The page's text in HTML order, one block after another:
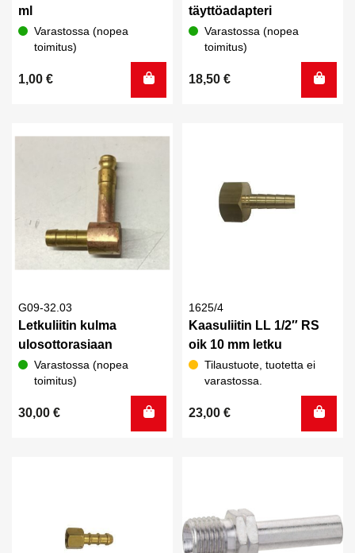
ml
Varastossa (nopea
toimitus)
1,00 €
täyttöadapteri
Varastossa (nopea
toimitus)
18,50 €
G09-32.03
Letkuliitin kulma
ulosottorasiaan
Varastossa (nopea
toimitus)
30,00 €
1625/4
Kaasuliitin LL 1/2″ RS
oik 10 mm letku
Tilaustuote, tuotetta ei
varastossa.
23,00 €